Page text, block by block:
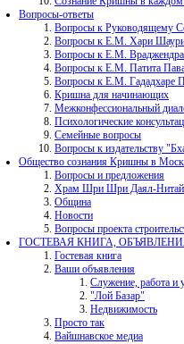
Вопросы-ответы
Вопросы к Руководящему
Вопросы к Е.М. Хари
Вопросы к Е.М.
Вопросы к Е.М. Патита
Вопросы к Е.М. Гададхаре
Кришна для начинающих
Межконфессиональный
Психологические
Семейные вопросы
Вопросы к издательству
Общество сознания Кришны в
Вопросы и предложения
Храм Шри Шри Даял-
Община
Новости
Вопросы проекта
ГОСТЕВАЯ КНИГА,
Гостевая книга
Ваши объявления
Служение, работа и
"Лой Базар"
Недвижимость
Просто так
Вайшнавское медиа